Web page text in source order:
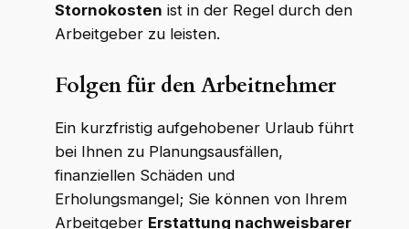
Stornokosten ist in der Regel durch den
Arbeitgeber zu leisten.
Folgen für den Arbeitnehmer
Ein kurzfristig aufgehobener Urlaub führt
bei Ihnen zu Planungsausfällen,
finanziellen Schäden und
Erholungsmangel; Sie können von Ihrem
Arbeitgeber Erstattung nachweisbarer